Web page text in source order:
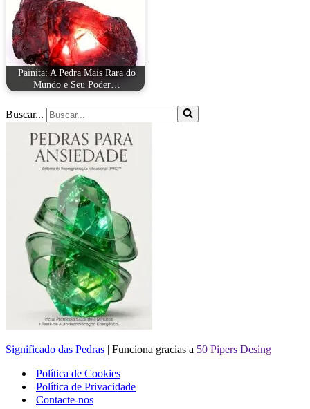
Painita: A Pedra Mais Rara do
Mundo e Seu Poder…
Buscar...
Significado das Pedras | Funciona gracias a 50 Pipers Desing
Política de Cookies
Política de Privacidade
Contacte-nos